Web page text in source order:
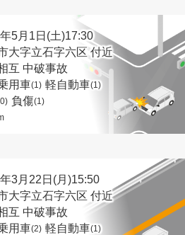
5月1日(土)17:30
大字立石字六区 付近
互 中破事故
用車(1) 軽自動車(1)
負傷(1)
3月22日(月)15:50
大字立石字六区 付近
互 中破事故
用車(2) 軽自動車(1)